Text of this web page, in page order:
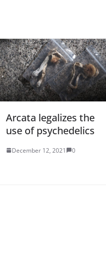
Arcata legalizes the
use of psychedelics
December 12, 2021 0